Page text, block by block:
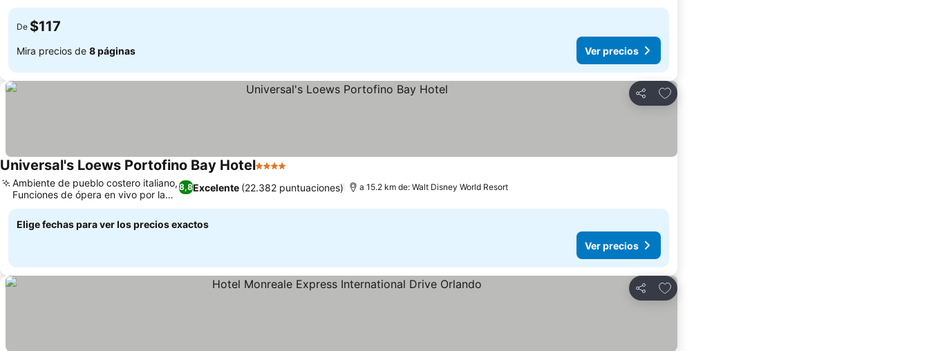
De $117
Mira precios de 8 páginas Ver precios
Compartir
Agregar a favoritos
Universal's Loews Portofino Bay Hotel4 Estrellas
8,8Excelente (22.382 puntuaciones)
Ambiente de pueblo costero italiano,
Funciones de ópera en vivo por la
noche
a 15.2 km de: Walt Disney World Resort
Elige fechas para ver los precios exactos
Ver precios
Compartir
Agregar a favoritos